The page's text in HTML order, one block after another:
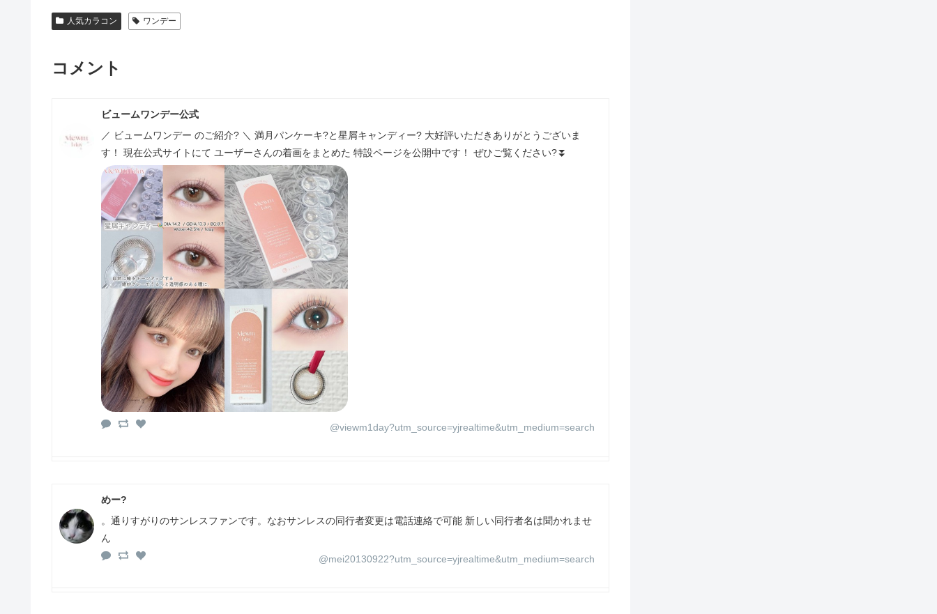
人気カラコン ワンデー
コメント
ビュームワンデー公式
／ ビュームワンデー のご紹介? ＼ 満月パンケーキ?と星屑キャンディー? 大好評いただきありがとうございま
す！ 現在公式サイトにて ユーザーさんの着画をまとめた 特設ページを公開中です！ ぜひご覧ください?⏬
@viewm1day?utm_source=yjrealtime&utm_medium=search
めー?
。通りすがりのサンレスファンです。なおサンレスの同行者変更は電話連絡で可能 新しい同行者名は聞かれませ
ん
@mei20130922?utm_source=yjrealtime&utm_medium=search